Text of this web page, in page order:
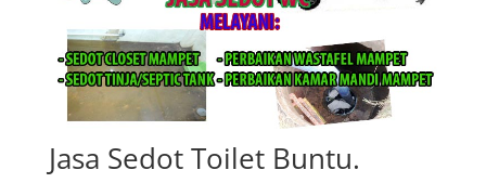
Jasa Sedot Toilet Buntu.